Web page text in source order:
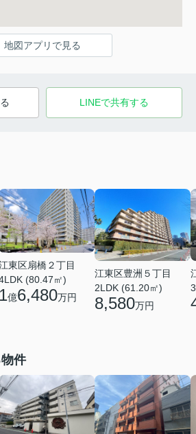
地図アプリで見る
LINEで共有する
東区扇橋２丁目
(80.47㎡)
1億6,480万円
江東区豊洲５丁目
2LDK (61.20㎡)
8,580万円
件